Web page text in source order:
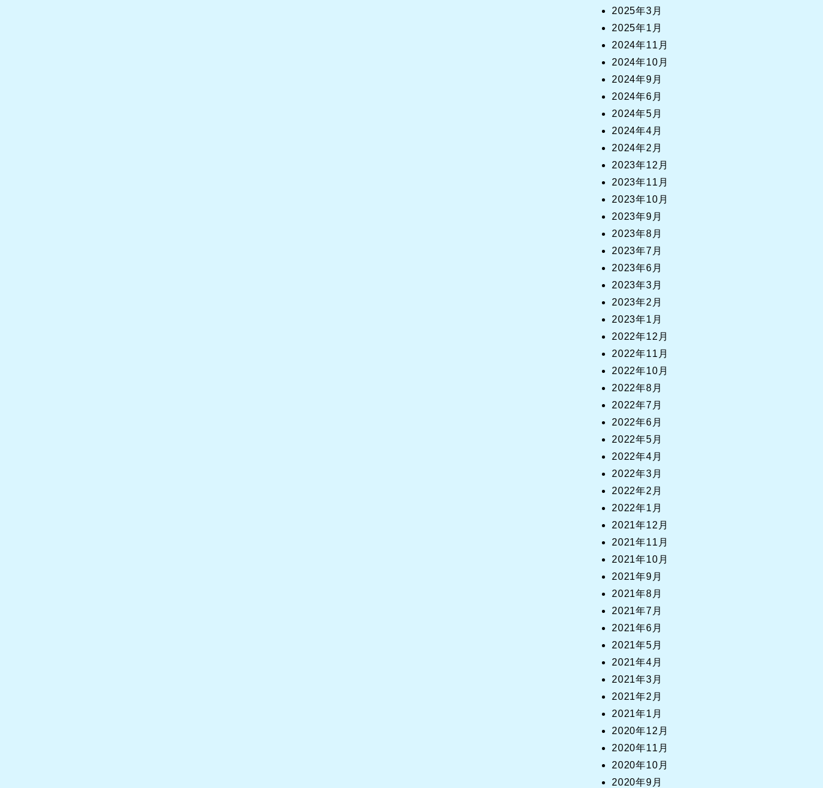
2025年3月
2025年1月
2024年11月
2024年10月
2024年9月
2024年6月
2024年5月
2024年4月
2024年2月
2023年12月
2023年11月
2023年10月
2023年9月
2023年8月
2023年7月
2023年6月
2023年3月
2023年2月
2023年1月
2022年12月
2022年11月
2022年10月
2022年8月
2022年7月
2022年6月
2022年5月
2022年4月
2022年3月
2022年2月
2022年1月
2021年12月
2021年11月
2021年10月
2021年9月
2021年8月
2021年7月
2021年6月
2021年5月
2021年4月
2021年3月
2021年2月
2021年1月
2020年12月
2020年11月
2020年10月
2020年9月